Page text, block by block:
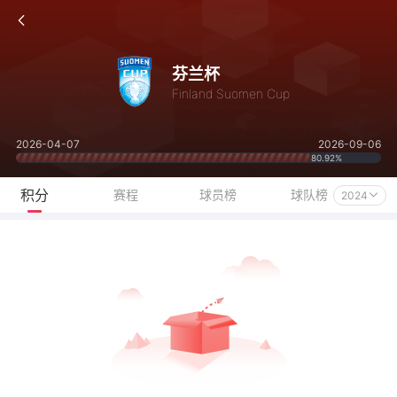
芬兰杯
Finland Suomen Cup
2026-04-07 2026-09-06
80.92%
积分 赛程 球员榜 球队榜 2024